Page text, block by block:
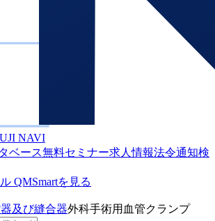
NAVI
ベース無料セミナー求人情報法令通知検
QMSmartを見る
及び縫合器外科手術用血管クランプ